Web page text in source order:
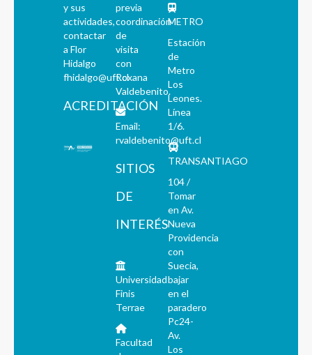
y sus
actividades,
contactar
a Flor
Hidalgo
fhidalgo@uft.cl
ACREDITACIÓN
previa
coordinación
de
visita
con
Roxana
Valdebenito.
Email:
rvaldebenito@uft.cl
SITIOS
DE
INTERÉS
Universidad
Finis
Terrae
Facultad
METRO
Estación
de
Metro
Los
Leones.
Línea
1/6.
TRANSANTIAGO
104 /
Tomar
en Av.
Nueva
Providencia
con
Suecia,
bajar
en el
paradero
Pc24-
Av.
Los